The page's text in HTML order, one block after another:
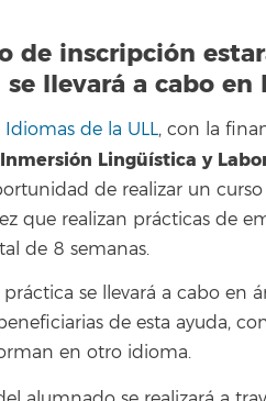
de inscripción
llevará a cabo en
Idiomas de la ULL, con la
Lingüística y
de realizar un
que realizan prácticas de
de 8 semanas.
se llevará a cabo en
de esta ayuda,
en otro idioma.